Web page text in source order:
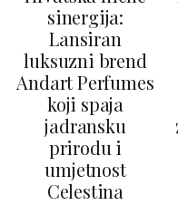
sinergija:
Lansiran
luksuzni brend
Andart Perfumes
koji spaja
jadransku
prirodu i
umjetnost
Celestina